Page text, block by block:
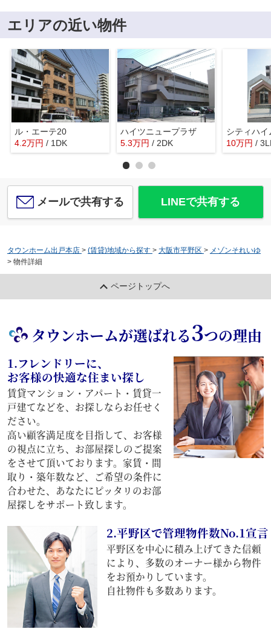
エリアの近い物件
ル・エーテ20
4.2万円 / 1DK
ハイツニュープラザ
5.3万円 / 2DK
シティハイ
10万円 /
メールで共有する LINEで共有する
タウンホーム出戸本店 > (賃貸)地域から探す > 大阪市平野区 > メゾンそれいゆ
> 物件詳細
ページトップへ
タウンホームが選ばれる3つの理由
1.フレンドリーに、
お客様の快適な住まい探し
賃貸マンション・アパート・賃貸一
戸建てなどを、お探しならお任せく
ださい。
高い顧客満足度を目指して、お客様
の視点に立ち、お部屋探しのご提案
をさせて頂いております。家賃・間
取り・築年数など、ご希望の条件に
合わせた、あなたにピッタリのお部
屋探しをサポート致します。
2.平野区で管理物件数No.1宣言
平野区を中心に積み上げてきた信頼
により、多数のオーナー様から物件
をお預かりしています。
自社物件も多数あります。